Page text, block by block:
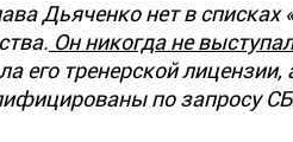
Дьяченко нет в
Он никогда не
его тренерской
по запросу